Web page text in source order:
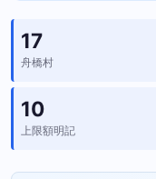
17
舟橋村
10
上限額明記